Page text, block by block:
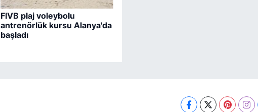
FIVB plaj voleybolu
antrenörlük kursu Alanya'da
başladı